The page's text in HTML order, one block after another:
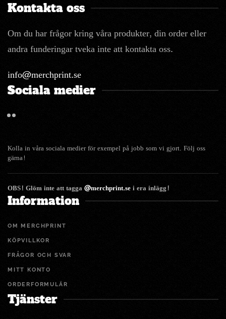
Kontakta oss
Om du har frågor kring våra produkter, din order eller
andra funderingar tveka inte att kontakta oss.
info@merchprint.se
Sociala medier
Kolla in våra sociala medier för exempel på jobb som vi gjort. Följ oss
gärna!
OBS! Glöm inte att tagga@merchprint.sei era inlägg!
Information
OM MERCHPRINT
KÖPVILLKOR
FRÅGOR OCH SVAR
MITT KONTO
ORDERFORMULÄR
Tjänster